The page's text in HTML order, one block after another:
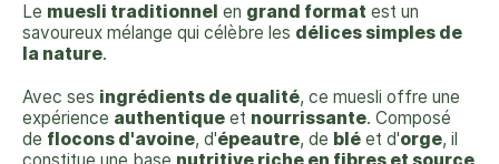
Le muesli traditionnel en grand format est un
savoureux mélange qui célèbre les délices simples de
la nature.
Avec ses ingrédients de qualité, ce muesli offre une
expérience authentique et nourrissante. Composé
de flocons d'avoine, d'épeautre, de blé et d'orge, il